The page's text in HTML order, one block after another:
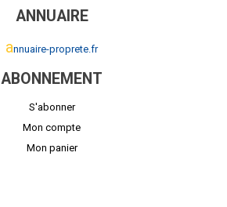
ANNUAIRE
annuaire-proprete.fr
ABONNEMENT
S'abonner
Mon compte
Mon panier